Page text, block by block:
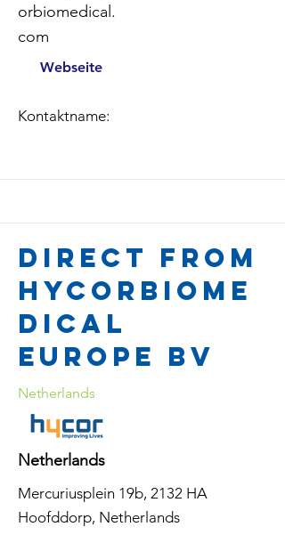
orbiomedical.
com
Webseite
Kontaktname:
Direct from
Hycorbiome
dical
Europe BV
Netherlands
Netherlands
Mercuriusplein 19b, 2132 HA
Hoofddorp, Netherlands